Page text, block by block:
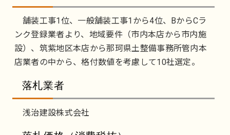
舗装工事1位、一般舗装工事1から4位、BからCラ
ンク登録業者より、地域要件（市内本店から市内施
設）、筑紫地区本店から那珂県土整備事務所管内本
店業者の中から、格付数値を考慮して10社選定。
落札業者
浅治建設株式会社